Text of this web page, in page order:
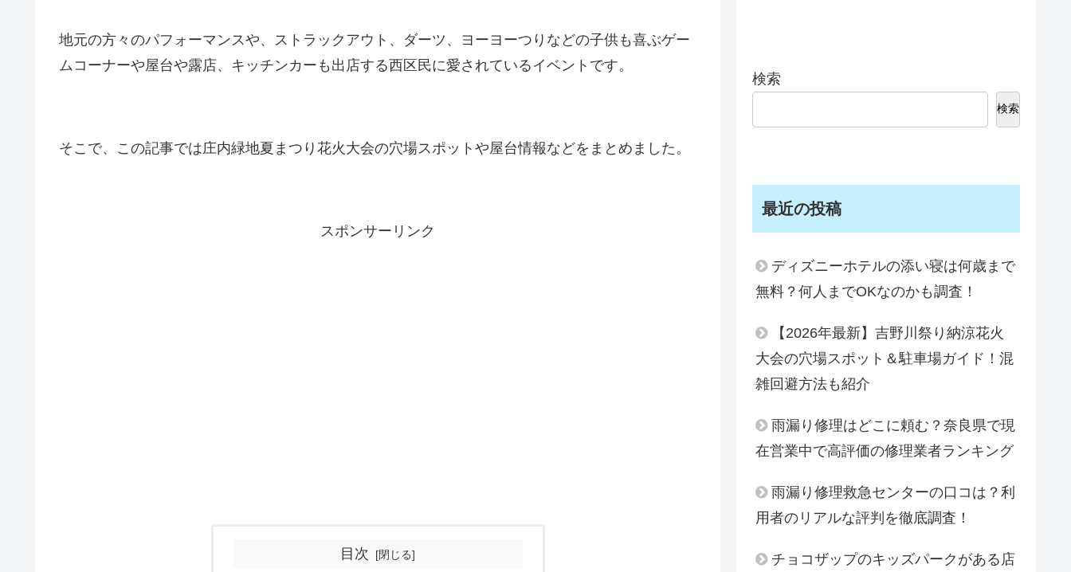
地元の方々のパフォーマンスや、ストラックアウト、ダーツ、ヨーヨーつりなどの子供も喜ぶゲー
ムコーナーや屋台や露店、キッチンカーも出店する西区民に愛されているイベントです。
そこで、この記事では庄内緑地夏まつり花火大会の穴場スポットや屋台情報などをまとめました。
スポンサーリンク
目次
検索
検索
最近の投稿
ディズニーホテルの添い寝は何歳まで
無料？何人までOKなのかも調査！
【2026年最新】吉野川祭り納涼花火
大会の穴場スポット＆駐車場ガイド！混
雑回避方法も紹介
雨漏り修理はどこに頼む？奈良県で現
在営業中で高評価の修理業者ランキング
雨漏り修理救急センターの口コは？利
用者のリアルな評判を徹底調査！
チョコザップのキッズパークがある店